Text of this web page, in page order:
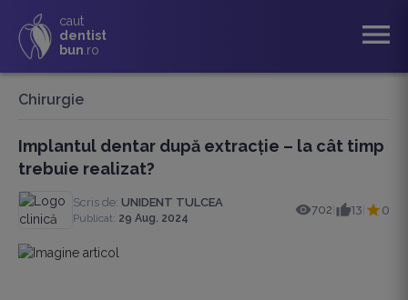
caut
dentist
bun .ro menu
Chirurgie
Implantul dentar după extracție – la cât timp
trebuie realizat?
Scris de: UNIDENT TULCEA
Publicat: 29 Aug. 2024
702 13 0